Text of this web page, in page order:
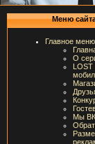
Меню
Главное меню
О
LOST
Мы